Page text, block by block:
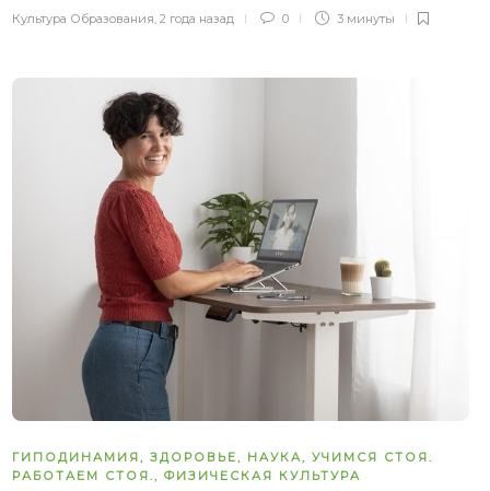
Культура Образования, 2 года назад 0 3 минуты
ГИПОДИНАМИЯ , ЗДОРОВЬЕ , НАУКА , УЧИМСЯ СТОЯ.
РАБОТАЕМ СТОЯ. , ФИЗИЧЕСКАЯ КУЛЬТУРА